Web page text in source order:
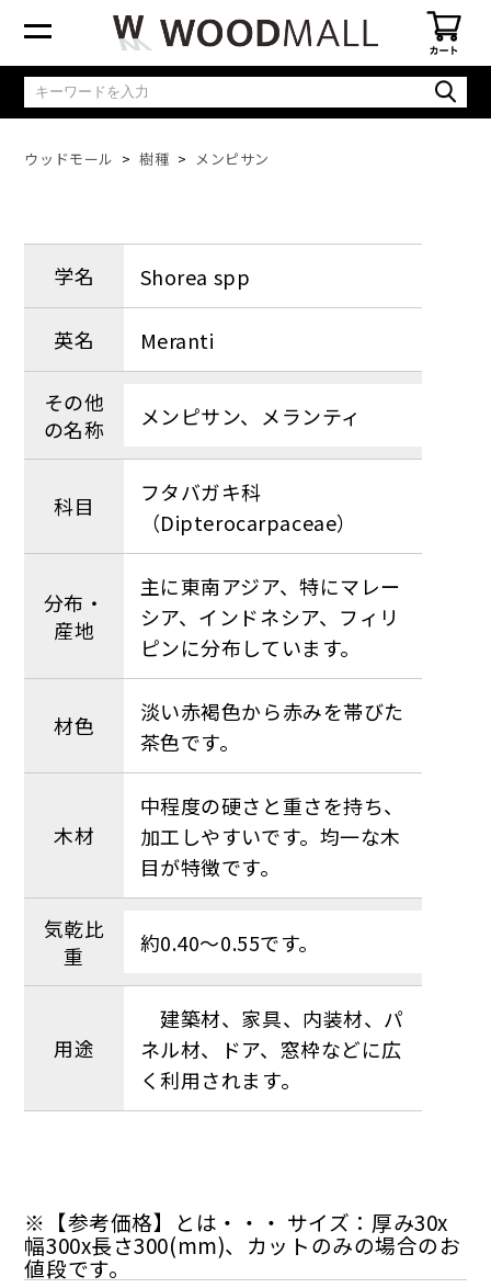
ウッドモール 樹種 メンピサン
学名 Shorea spp
英名 Meranti
その他
の名称
メンピサン、メランティ
科目
フタバガキ科
（Dipterocarpaceae）
分布・
産地
主に東南アジア、特にマレー
シア、インドネシア、フィリ
ピンに分布しています。
材色
淡い赤褐色から赤みを帯びた
茶色です。
木材
中程度の硬さと重さを持ち、
加工しやすいです。均一な木
目が特徴です。
気乾比
重
約0.40〜0.55です。
用途
建築材、家具、内装材、パ
ネル材、ドア、窓枠などに広
く利用されます。
※【参考価格】とは・・・ サイズ：厚み30x
幅300x長さ300(mm)、カットのみの場合のお
値段です。